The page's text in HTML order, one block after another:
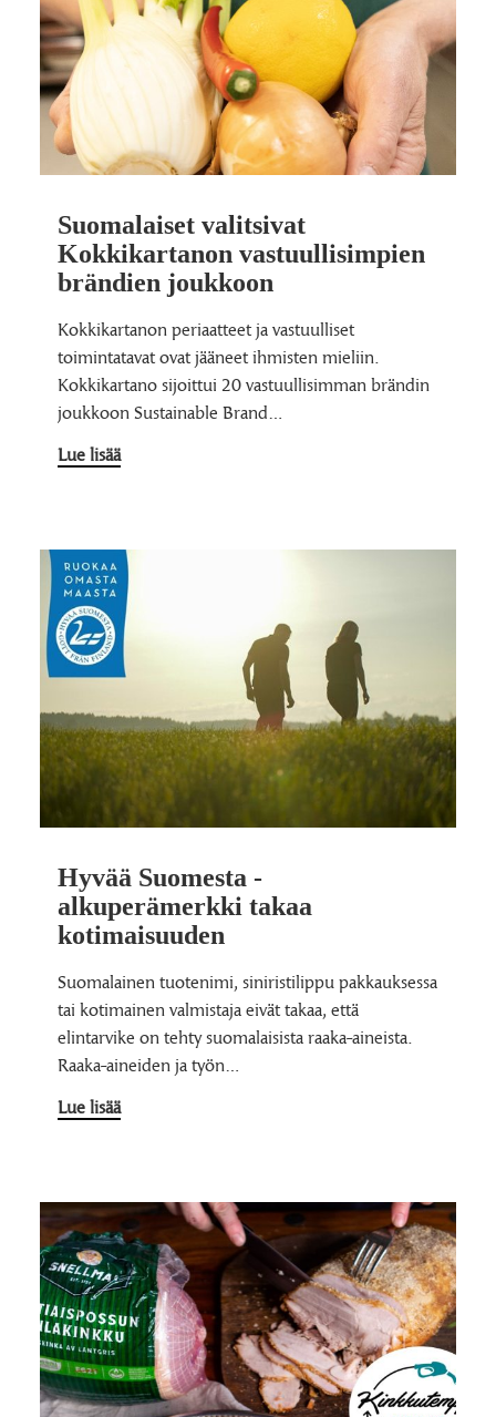
Suomalaiset valitsivat
Kokkikartanon vastuullisimpien
brändien joukkoon
Kokkikartanon periaatteet ja vastuulliset
toimintatavat ovat jääneet ihmisten mieliin.
Kokkikartano sijoittui 20 vastuullisimman brändin
joukkoon Sustainable Brand…
Lue lisää
Hyvää Suomesta -
alkuperämerkki takaa
kotimaisuuden
Suomalainen tuotenimi, siniristilippu pakkauksessa
tai kotimainen valmistaja eivät takaa, että
elintarvike on tehty suomalaisista raaka-aineista.
Raaka-aineiden ja työn…
Lue lisää